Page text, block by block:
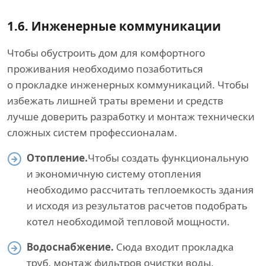
1.6. Инженерные коммуникации
Чтобы обустроить дом для комфортного
проживания необходимо позаботиться
о прокладке инженерных коммуникаций. Чтобы
избежать лишней траты времени и средств
лучше доверить разработку и монтаж технически
сложных систем профессионалам.
Отопление.Чтобы создать функциональную
и экономичную систему отопления
необходимо рассчитать теплоемкость здания
и исходя из результатов расчетов подобрать
котел необходимой тепловой мощности.
Водоснабжение. Сюда входит прокладка
труб, монтаж фильтров очистки воды,